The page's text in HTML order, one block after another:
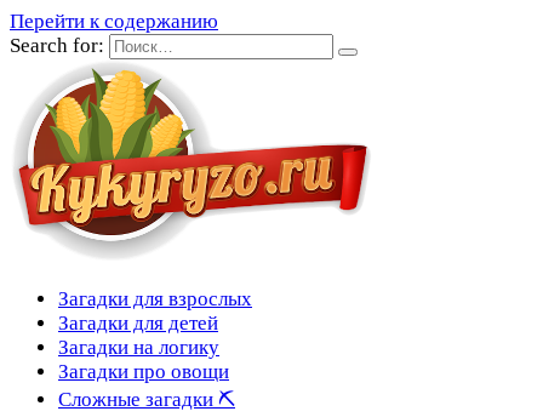
Перейти к содержанию
Search for:
Загадки для взрослых
Загадки для детей
Загадки на логику
Загадки про овощи
Сложные загадки ⛏